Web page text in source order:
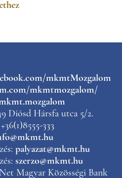
mkmtMozgalom
mkmtmozgalom/
Diósd Hársfa utca 5/2.
333
palyazat@mkmt.hu
szerzo@mkmt.hu
Magyar Közösségi Bank